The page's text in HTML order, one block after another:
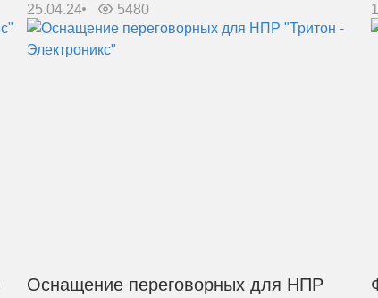
25.04.24 5480
Оснащение переговорных для НПР